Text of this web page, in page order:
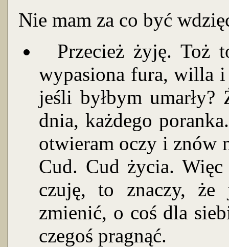
Nie mam za co być
Przecież żyję. Toż
wypasiona fura, willa i
jeśli byłbym
dnia, każdego
otwieram oczy i znów
Cud. Cud życia.
czuję, to znaczy, że
zmienić, o coś dla
czegoś pragnąć.